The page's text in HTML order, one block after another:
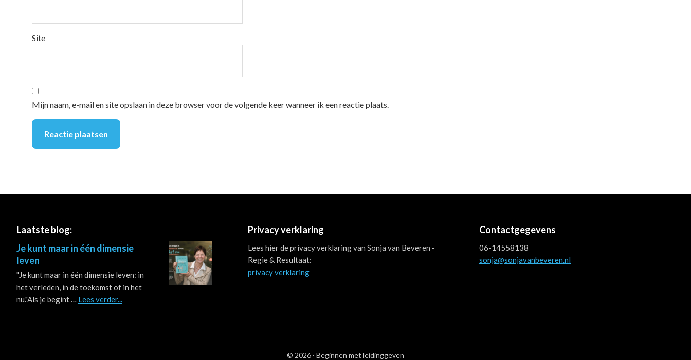
Site
Mijn naam, e-mail en site opslaan in deze browser voor de volgende keer wanneer ik een reactie plaats.
FooterLaatste blog:
Je kunt maar in één dimensie
leven
"Je kunt maar in één dimensie leven: in
het verleden, in de toekomst of in het
nu."Als je begint … Lees verder...
Privacy verklaring
Lees hier de privacy verklaring van Sonja van Beveren -
Regie & Resultaat:
privacy verklaring
Contactgegevens
06-14558138
sonja@sonjavanbeveren.nl
© 2026 · Beginnen met leidinggeven